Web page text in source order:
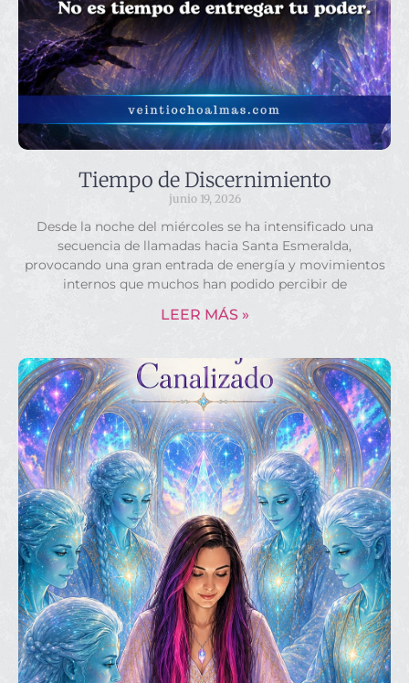
Tiempo de Discernimiento
junio 19, 2026
Desde la noche del miércoles se ha intensificado una
secuencia de llamadas hacia Santa Esmeralda,
provocando una gran entrada de energía y movimientos
internos que muchos han podido percibir de
LEER MÁS »